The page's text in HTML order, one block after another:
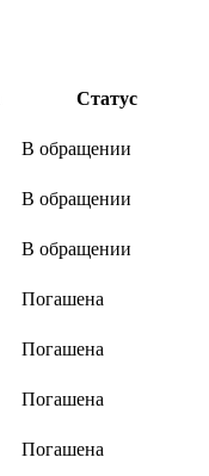
Статус
В обращении
В обращении
В обращении
Погашена
Погашена
Погашена
Погашена